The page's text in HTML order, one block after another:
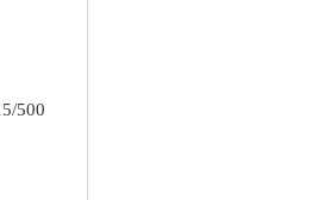
500